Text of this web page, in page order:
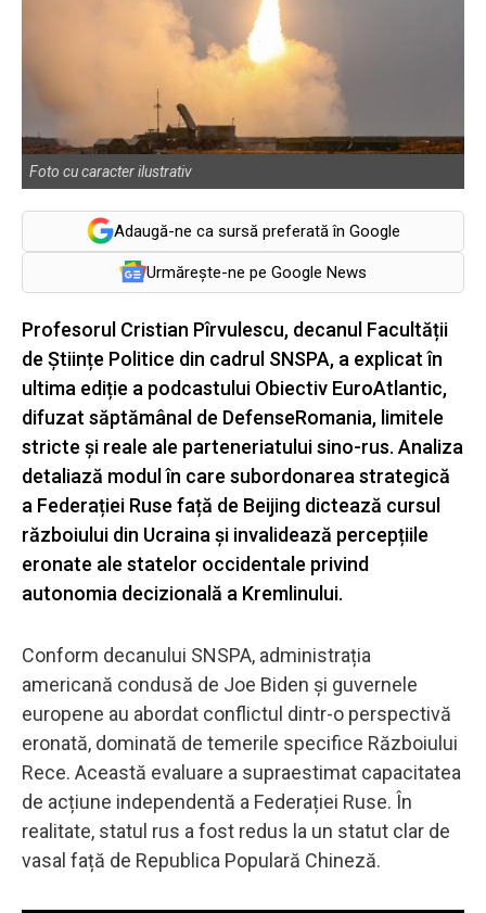
Foto cu caracter ilustrativ
Adaugă-ne ca sursă preferată în Google
Urmărește-ne pe Google News
Profesorul Cristian Pîrvulescu, decanul Facultății
de Științe Politice din cadrul SNSPA, a explicat în
ultima ediție a podcastului Obiectiv EuroAtlantic,
difuzat săptămânal de DefenseRomania, limitele
stricte și reale ale parteneriatului sino-rus. Analiza
detaliază modul în care subordonarea strategică
a Federației Ruse față de Beijing dictează cursul
războiului din Ucraina și invalidează percepțiile
eronate ale statelor occidentale privind
autonomia decizională a Kremlinului.
Conform decanului SNSPA, administrația
americană condusă de Joe Biden și guvernele
europene au abordat conflictul dintr-o perspectivă
eronată, dominată de temerile specifice Războiului
Rece. Această evaluare a supraestimat capacitatea
de acțiune independentă a Federației Ruse. În
realitate, statul rus a fost redus la un statut clar de
vasal față de Republica Populară Chineză.